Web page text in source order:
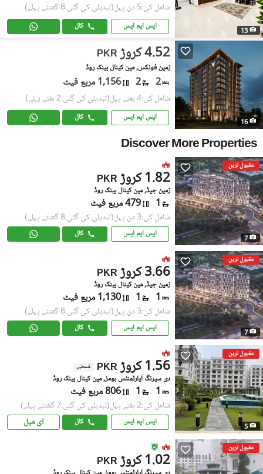
13
شامل کی:5 دن پہل (تبدیلی کی گئی:8 گھنٹے پہلے)
ایس ایم ایس کال
16
PKR 4.52 کروڑ
زمین فونکس, مین کینال بینک روڈ
2
2 1,156 مربع فیٹ
شامل کی:4 ہفتے پہل (تبدیلی کی گئی:2 ہفتے پہلے)
ایس ایم ایس کال
Discover More Properties
مقبول ترین
7
PKR 1.82 کروڑ
زمین جیڈ, مین کینال بینک روڈ
1 479 مربع فیٹ
شامل کی:3 دن پہل (تبدیلی کی گئی:8 گھنٹے پہلے)
ایس ایم ایس کال
مقبول ترین
7
PKR 3.66 کروڑ
زمین جیڈ, مین کینال بینک روڈ
1
1 1,130 مربع فیٹ
شامل کی:3 دن پہل (تبدیلی کی گئی:8 گھنٹے پہلے)
ایس ایم ایس کال
مقبول ترین
5
PKR 1.56 کروڑ قسطیں
دی سپرنگ آپارٹمنٹس ہومز, مین کینال بینک روڈ
1
1 806 مربع فیٹ
شامل کی:2 ہفتے پہل (تبدیلی کی گئی:7 گھنٹے پہلے)
ایس ایم ایس کال ای میل
مقبول ترین
PKR 1.02 کروڑ